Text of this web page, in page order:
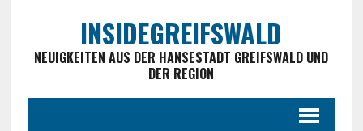
INSIDEGREIFSWALD
NEUIGKEITEN AUS DER HANSESTADT GREIFSWALD UND
DER REGION